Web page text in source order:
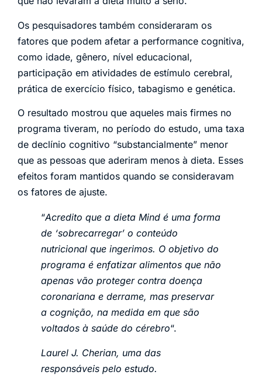
Os pesquisadores também consideraram os
fatores que podem afetar a performance cognitiva,
como idade, gênero, nível educacional,
participação em atividades de estímulo cerebral,
prática de exercício físico, tabagismo e genética.
O resultado mostrou que aqueles mais firmes no
programa tiveram, no período do estudo, uma taxa
de declínio cognitivo “substancialmente” menor
que as pessoas que aderiram menos à dieta. Esses
efeitos foram mantidos quando se consideravam
os fatores de ajuste.
“Acredito que a dieta Mind é uma forma
de ‘sobrecarregar’ o conteúdo
nutricional que ingerimos. O objetivo do
programa é enfatizar alimentos que não
apenas vão proteger contra doença
coronariana e derrame, mas preservar
a cognição, na medida em que são
voltados à saúde do cérebro“.
Laurel J. Cherian, uma das
responsáveis pelo estudo.